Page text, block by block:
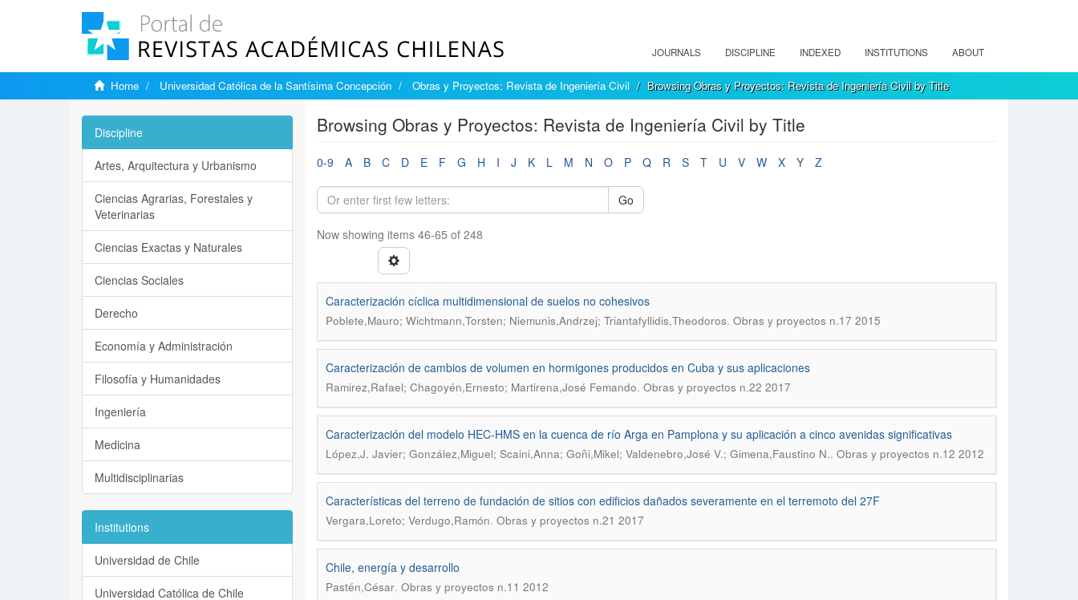
JOURNALS DISCIPLINE INDEXED INSTITUTIONS ABOUT
Home Universidad Católica de la Santísima Concepción Obras y Proyectos: Revista de Ingeniería Civil Browsing Obras y Proyectos: Revista de Ingeniería Civil by Title
Browsing Obras y Proyectos: Revista de Ingeniería Civil by Title
0-9 A B C D E F G H I J K L M N O P Q R S T U V W X Y Z
Go
Now showing items 46-65 of 248
Caracterización cíclica multidimensional de suelos no cohesivos
Poblete,Mauro; Wichtmann,Torsten; Niemunis,Andrzej; Triantafyllidis,Theodoros. Obras y proyectos n.17 2015
Caracterización de cambios de volumen en hormigones producidos en Cuba y sus aplicaciones
Ramirez,Rafael; Chagoyén,Ernesto; Martirena,José Femando. Obras y proyectos n.22 2017
Caracterización del modelo HEC-HMS en la cuenca de río Arga en Pamplona y su aplicación a cinco avenidas significativas
López,J. Javier; González,Miguel; Scaini,Anna; Goñi,Mikel; Valdenebro,José V.; Gimena,Faustino N.. Obras y proyectos n.12 2012
Características del terreno de fundación de sitios con edificios dañados severamente en el terremoto del 27F
Vergara,Loreto; Verdugo,Ramón. Obras y proyectos n.21 2017
Chile, energía y desarrollo
Pastén,César. Obras y proyectos n.11 2012
Discipline
Artes, Arquitectura y Urbanismo
Ciencias Agrarias, Forestales y
Veterinarias
Ciencias Exactas y Naturales
Ciencias Sociales
Derecho
Economía y Administración
Filosofía y Humanidades
Ingeniería
Medicina
Multidisciplinarias
Institutions
Universidad de Chile
Universidad Católica de Chile